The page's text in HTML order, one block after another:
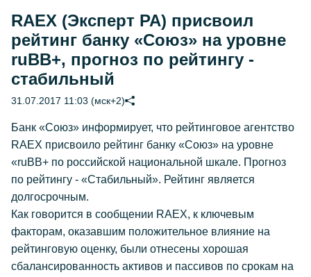
RAEX (Эксперт РА) присвоил
рейтинг банку «Союз» на уровне
ruВВ+, прогноз по рейтингу -
стабильный
31.07.2017 11:03 (мск+2)
Банк «Союз» информирует, что рейтинговое агентство
RAEX присвоило рейтинг банку «Союз» на уровне
«ruВВ+ по российской национальной шкале. Прогноз
по рейтингу - «Стабильный». Рейтинг является
долгосрочным.
Как говорится в сообщении RAEX, к ключевым
факторам, оказавшим положительное влияние на
рейтинговую оценку, были отнесены хорошая
сбалансированность активов и пассивов по срокам на